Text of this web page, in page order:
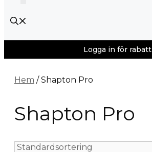
Logga in för rabatt
Hem / Shapton Pro
Shapton Pro